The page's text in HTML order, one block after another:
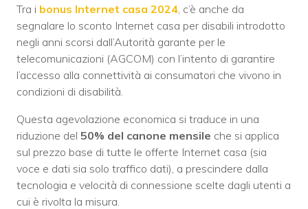
Tra i bonus Internet casa 2024 , c’è anche da
segnalare lo sconto Internet casa per disabili introdotto
negli anni scorsi dall’Autorità garante per le
telecomunicazioni (AGCOM) con l’intento di garantire
l’accesso alla connettività ai consumatori che vivono in
condizioni di disabilità.
Questa agevolazione economica si traduce in una
riduzione del 50% del canone mensile che si applica
sul prezzo base di tutte le offerte Internet casa (sia
voce e dati sia solo traffico dati), a prescindere dalla
tecnologia e velocità di connessione scelte dagli utenti a
cui è rivolta la misura.